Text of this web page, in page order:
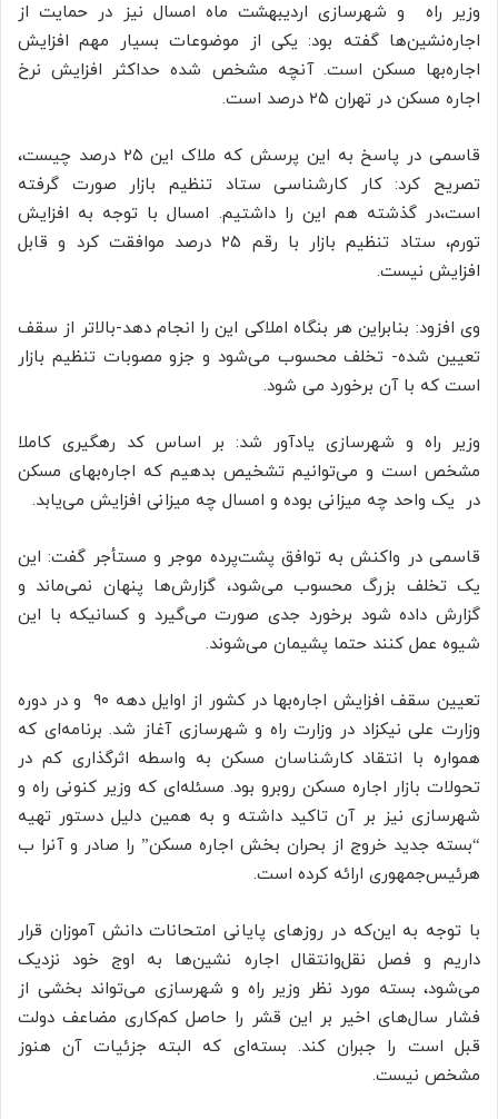
وزیر راه و شهرسازی اردیبهشت ماه امسال نیز در حمایت از
اجاره‌نشین‌ها گفته بود: یکی از موضوعات بسیار مهم افزایش
اجاره‌بها مسکن است. آنچه مشخص شده حداکثر افزایش نرخ
اجاره مسکن در تهران ۲۵ درصد است.
قاسمی در پاسخ به این پرسش که ملاک این ۲۵ درصد چیست،
تصریح کرد: کار کارشناسی ستاد تنظیم بازار صورت گرفته
است،‌در گذشته هم این را داشتیم. امسال با توجه به افزایش
تورم، ستاد تنظیم بازار با رقم ۲۵ درصد موافقت کرد و قابل
افزایش نیست.
وی افزود: بنابراین هر بنگاه املاکی این را انجام دهد-بالاتر از سقف
تعیین شده- تخلف محسوب می‌شود و جزو مصوبات تنظیم بازار
است که با آن برخورد می شود.
وزیر راه و شهرسازی یادآور شد: بر اساس کد رهگیری کاملا
مشخص است و می‌توانیم تشخیص بدهیم که اجاره‌بهای مسکن
در یک واحد چه میزانی بوده و امسال چه میزانی افزایش می‌یابد.
قاسمی در واکنش به توافق پشت‌پرده موجر و مستأجر گفت: این
یک تخلف بزرگ محسوب می‌شود، گزارش‌ها پنهان نمی‌ماند و
گزارش داده شود برخورد جدی صورت می‌گیرد و کسانیکه با این
شیوه عمل کنند حتما پشیمان می‌شوند.
تعیین سقف افزایش اجاره‌بها در کشور از اوایل دهه ۹۰ و در دوره
وزارت علی نیکزاد در وزارت راه و شهرسازی آغاز شد. برنامه‌ای که
همواره با انتقاد کارشناسان مسکن به واسطه اثرگذاری کم در
تحولات بازار اجاره مسکن روبرو بود. مسئله‌ای که وزیر کنونی راه و
شهرسازی نیز بر آن تاکید داشته و به همین دلیل دستور تهیه
“بسته جدید خروج از بحران بخش اجاره مسکن” را صادر و آنرا ب
هرئیس‌جمهوری ارائه کرده است.
با توجه به این‌که در روزهای پایانی امتحانات دانش آموزان قرار
داریم و فصل نقل‌وانتقال اجاره نشین‌ها به اوج خود نزدیک
می‌شود، بسته مورد نظر وزیر راه و شهرسازی می‌تواند بخشی از
فشار سال‌های اخیر بر این قشر را حاصل کم‌کاری مضاعف دولت
قبل است را جبران کند. بسته‌ای که البته جزئیات آن هنوز
مشخص نیست.